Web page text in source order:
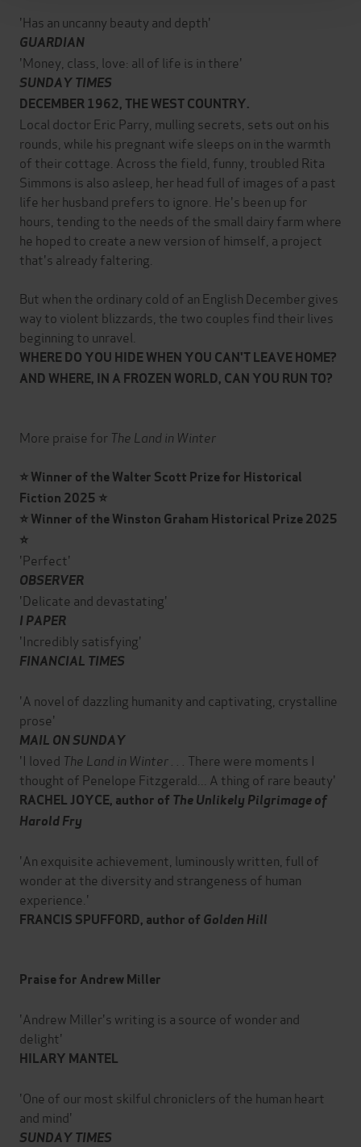
'Has an uncanny beauty and depth'
GUARDIAN
'Money, class, love: all of life is in there'
SUNDAY TIMES
DECEMBER 1962, THE WEST COUNTRY.
Local doctor Eric Parry, mulling secrets, sets out on his
rounds, while his pregnant wife sleeps on in the warmth
of their cottage. Across the field, funny, troubled Rita
Simmons is also asleep, her head full of images of a past
life her husband prefers to ignore. He's been up for
hours, tending to the needs of the small dairy farm where
he hoped to create a new version of himself, a project
that's already faltering.
But when the ordinary cold of an English December gives
way to violent blizzards, the two couples find their lives
beginning to unravel.
WHERE DO YOU HIDE WHEN YOU CAN'T LEAVE HOME?
AND WHERE, IN A FROZEN WORLD, CAN YOU RUN TO?
More praise for The Land in Winter
⭐ Winner of the Walter Scott Prize for Historical
Fiction 2025 ⭐
⭐ Winner of the Winston Graham Historical Prize 2025
⭐
'Perfect'
OBSERVER
'Delicate and devastating'
I PAPER
'Incredibly satisfying'
FINANCIAL TIMES
'A novel of dazzling humanity and captivating, crystalline
prose'
MAIL ON SUNDAY
'I loved The Land in Winter . . . There were moments I
thought of Penelope Fitzgerald... A thing of rare beauty'
RACHEL JOYCE, author of The Unlikely Pilgrimage of
Harold Fry
'An exquisite achievement, luminously written, full of
wonder at the diversity and strangeness of human
experience.'
FRANCIS SPUFFORD, author of Golden Hill
Praise for Andrew Miller
'Andrew Miller's writing is a source of wonder and
delight'
HILARY MANTEL
'One of our most skilful chroniclers of the human heart
and mind'
SUNDAY TIMES